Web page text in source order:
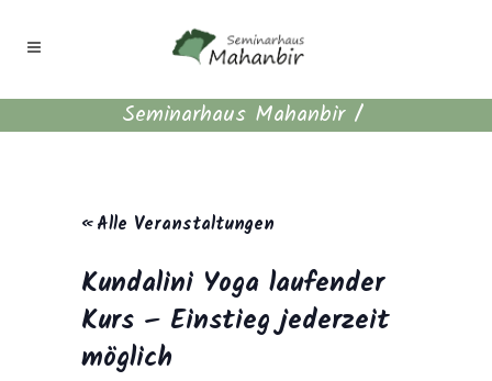
Seminarhaus Mahanbir/
« Alle Veranstaltungen
Kundalini Yoga laufender
Kurs – Einstieg jederzeit
möglich